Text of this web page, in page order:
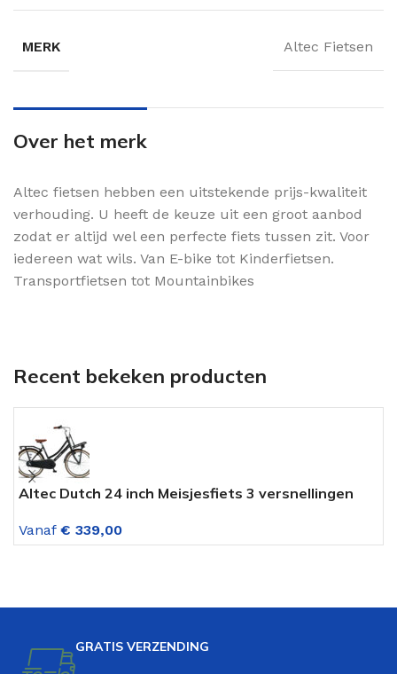
MERK Altec Fietsen
Over het merk
Altec fietsen hebben een uitstekende prijs-kwaliteit
verhouding. U heeft de keuze uit een groot aanbod
zodat er altijd wel een perfecte fiets tussen zit. Voor
iedereen wat wils. Van E-bike tot Kinderfietsen.
Transportfietsen tot Mountainbikes
Recent bekeken producten
Altec Dutch 24 inch Meisjesfiets 3 versnellingen
Vanaf € 339,00
GRATIS VERZENDING